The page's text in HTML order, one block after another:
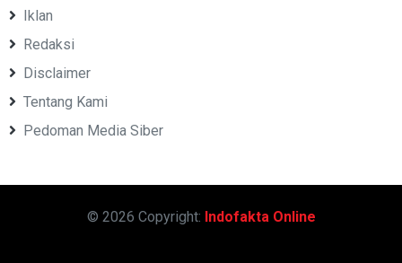
Iklan
Redaksi
Disclaimer
Tentang Kami
Pedoman Media Siber
© 2026 Copyright: Indofakta Online